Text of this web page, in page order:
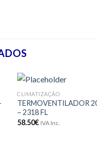
CLIMATIZAÇÃO
TERMOVENTILADOR
– 2318 FL
58.50€ IVA Inc.